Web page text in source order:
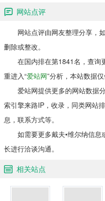
网站点评
网站点评由网友整理分享，
删除或整改。
在国内排在第1841名，查询
重进入“爱站网”分析，本站数据
爱站网提供更多的网站数据分
索引擎来路IP，收录，同类网站
息，联系方式等。
如需要更多戴夫•维尔纳信息
长进行洽谈沟通。
相关站点